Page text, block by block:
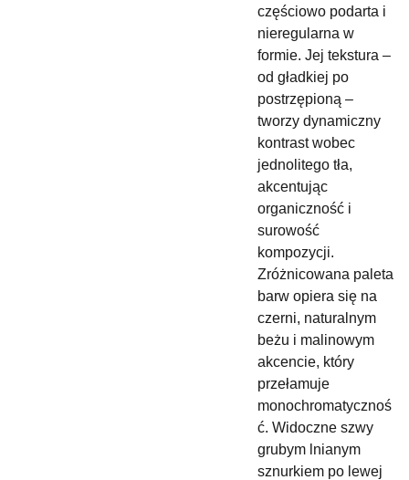
częściowo podarta i
nieregularna w
formie. Jej tekstura –
od gładkiej po
postrzępioną –
tworzy dynamiczny
kontrast wobec
jednolitego tła,
akcentując
organiczność i
surowość
kompozycji.
Zróżnicowana paleta
barw opiera się na
czerni, naturalnym
beżu i malinowym
akcencie, który
przełamuje
monochromatycznoś
ć. Widoczne szwy
grubym lnianym
sznurkiem po lewej